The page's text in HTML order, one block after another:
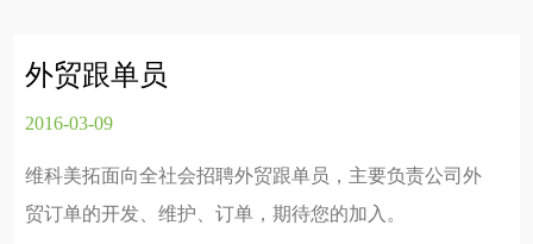
外贸跟单员
2016-03-09
维科美拓面向全社会招聘外贸跟单员，主要负责公司外
贸订单的开发、维护、订单，期待您的加入。